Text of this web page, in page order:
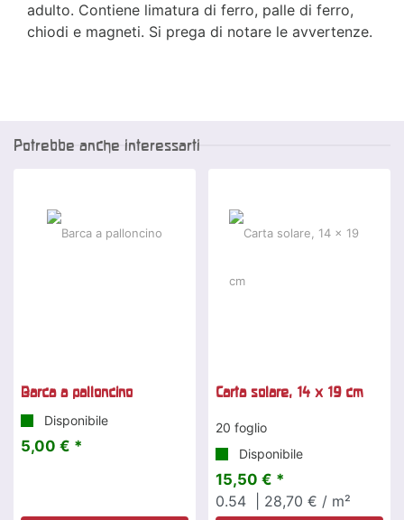
adulto. Contiene limatura di ferro, palle di ferro,
chiodi e magneti. Si prega di notare le avvertenze.
Potrebbe anche interessarti
Barca a palloncino
Disponibile
5,00 € *
Carta solare, 14 x 19 cm
20 foglio
Disponibile
15,50 € *
0.54
| 28,70 € / m²